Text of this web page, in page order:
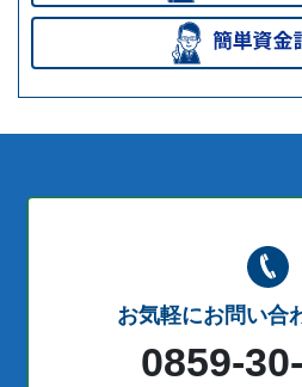
お気軽にお問い合
0859-